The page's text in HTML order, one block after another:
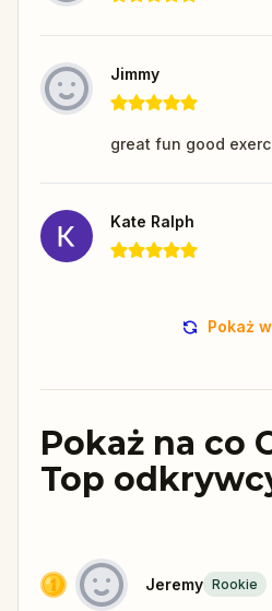
Jimmy
great fun good
Kate Ralph
Pokaż
Pokaż na co
Top
Jeremy Rookie